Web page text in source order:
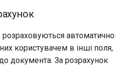
розраховуються автоматично
користувачем в інші поля,
документа. За розрахунок